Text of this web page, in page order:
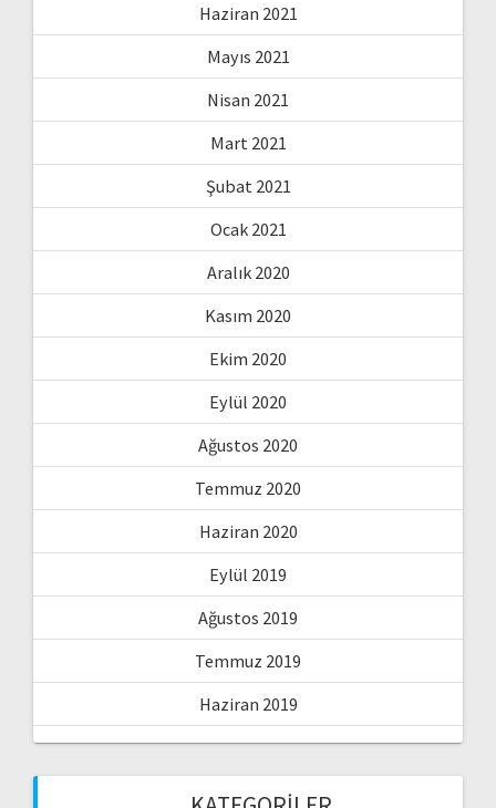
Haziran 2021
Mayıs 2021
Nisan 2021
Mart 2021
Şubat 2021
Ocak 2021
Aralık 2020
Kasım 2020
Ekim 2020
Eylül 2020
Ağustos 2020
Temmuz 2020
Haziran 2020
Eylül 2019
Ağustos 2019
Temmuz 2019
Haziran 2019